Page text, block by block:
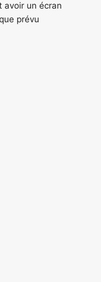
avoir un écran
prévu